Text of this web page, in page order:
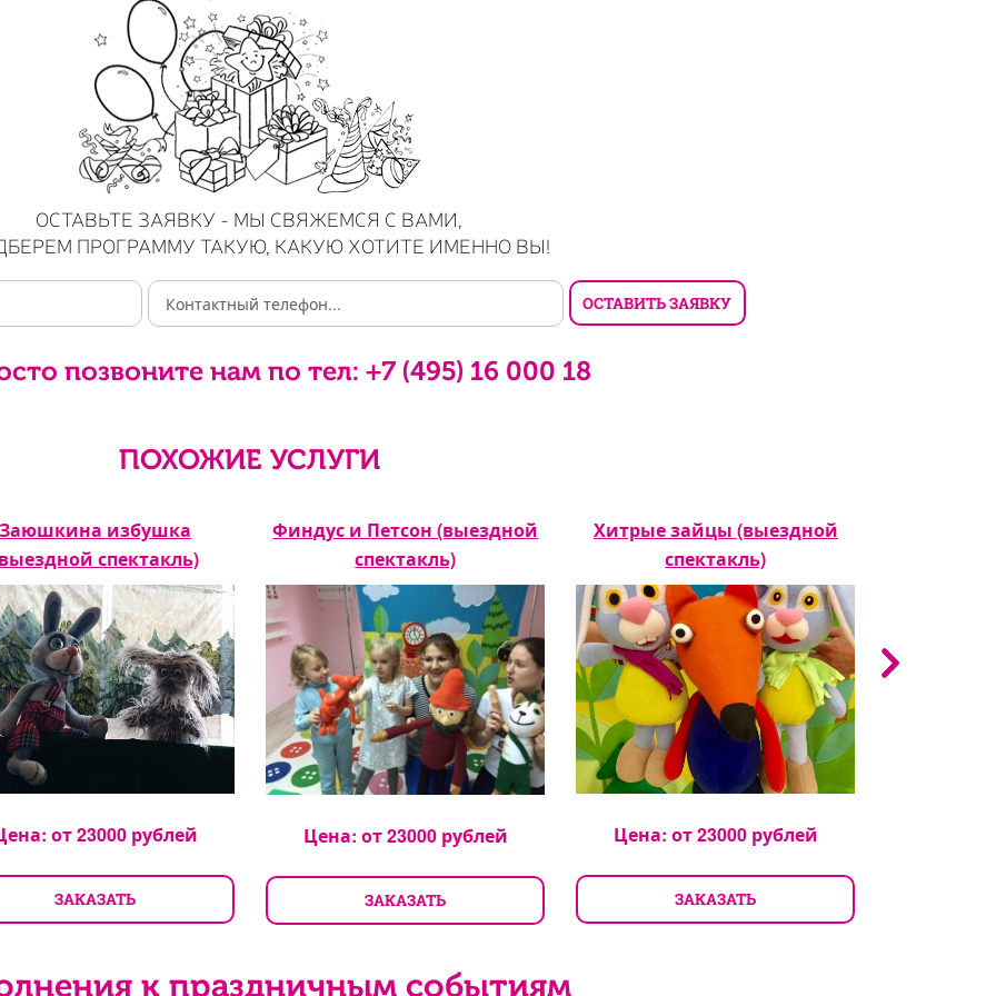
ОСТАВЬТЕ ЗАЯВКУ - МЫ СВЯЖЕМСЯ С ВАМИ,
ПРОГРАММУ ТАКУЮ, КАКУЮ ХОТИТЕ ИМЕННО ВЫ!
позвоните нам по тел: +7 (495) 16 000 18
ПОХОЖИЕ УСЛУГИ
Заюшкина избушка
спектакль)
от23000рублей
ЗАКАЗАТЬ
Финдус и Петсон (выездной
спектакль)
Цена: от23000рублей
ЗАКАЗАТЬ
Хитрые зайцы (выездной
спектакль)
Цена: от23000рублей
ЗАКАЗАТЬ
к праздничным событиям